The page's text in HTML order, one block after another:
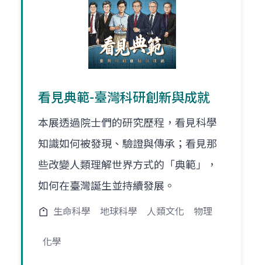
看見典範-臺灣科研創新與成就
本展透過院士們的研究歷程，看見科學
知識如何被發現、驗證與傳承；看見那
些改變人類理解世界方式的「典範」，
如何在臺灣誕生並持續發展。
生命科學 地球科學 人類文化 物理
化學